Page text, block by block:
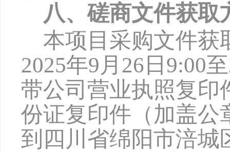
八、磋商文件获取
本项目采购文件获
2025年9 月 26 日 9:00
带公司营业执照复印
份证复印件（加盖公
到四川省绵阳市涪城